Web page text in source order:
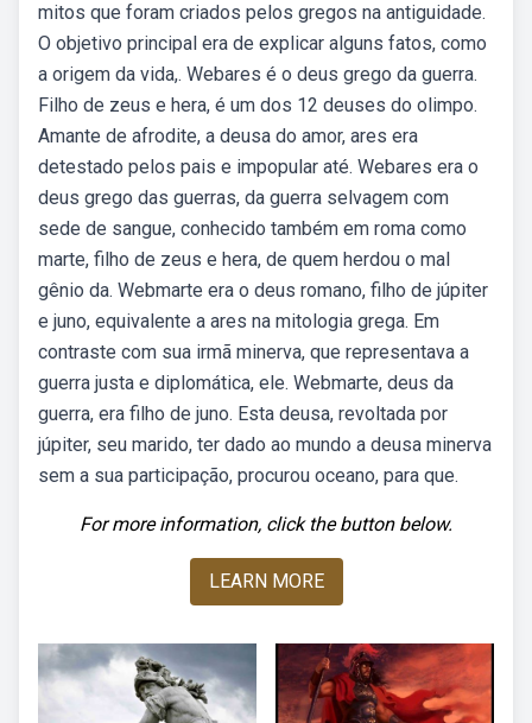
mitos que foram criados pelos gregos na antiguidade.
O objetivo principal era de explicar alguns fatos, como
a origem da vida,. Webares é o deus grego da guerra.
Filho de zeus e hera, é um dos 12 deuses do olimpo.
Amante de afrodite, a deusa do amor, ares era
detestado pelos pais e impopular até. Webares era o
deus grego das guerras, da guerra selvagem com
sede de sangue, conhecido também em roma como
marte, filho de zeus e hera, de quem herdou o mal
gênio da. Webmarte era o deus romano, filho de júpiter
e juno, equivalente a ares na mitologia grega. Em
contraste com sua irmã minerva, que representava a
guerra justa e diplomática, ele. Webmarte, deus da
guerra, era filho de juno. Esta deusa, revoltada por
júpiter, seu marido, ter dado ao mundo a deusa minerva
sem a sua participação, procurou oceano, para que.
For more information, click the button below.
LEARN MORE